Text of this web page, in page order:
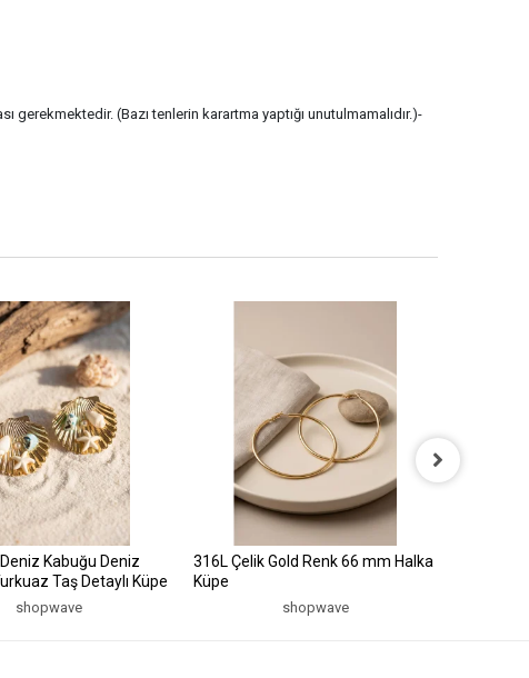
(Bazı tenlerin karartma yaptığı unutulmamalıdır.)-
Kabuğu Deniz
Taş Detaylı Küpe
shopwave
316L Çelik Gold Renk 66 mm Halka
Küpe
shopwave